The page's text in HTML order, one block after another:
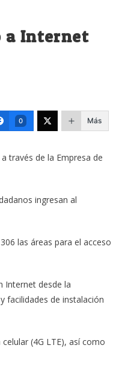
a Internet
0 Más
través de la Empresa de
ingresan al
las áreas para el acceso
Internet desde la
facilidades de instalación
(4G LTE), así como